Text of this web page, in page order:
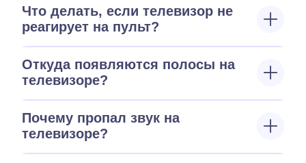
Что делать, если телевизор не
реагирует на пульт?
Откуда появляются полосы на
телевизоре?
Почему пропал звук на
телевизоре?